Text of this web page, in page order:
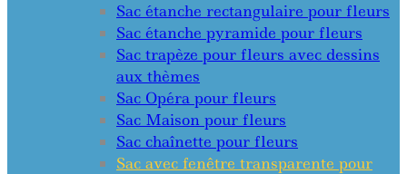
Sac étanche rectangulaire pour fleurs
Sac étanche pyramide pour fleurs
Sac trapèze pour fleurs avec dessins
aux thèmes
Sac Opéra pour fleurs
Sac Maison pour fleurs
Sac chaînette pour fleurs
Sac avec fenêtre transparente pour